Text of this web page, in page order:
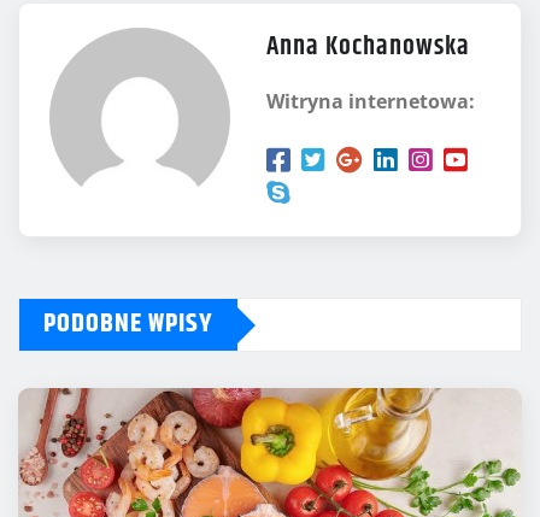
Anna Kochanowska
Witryna internetowa:
PODOBNE WPISY